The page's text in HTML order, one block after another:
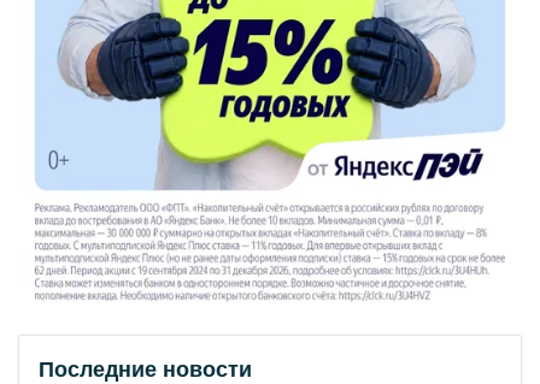
Последние новости